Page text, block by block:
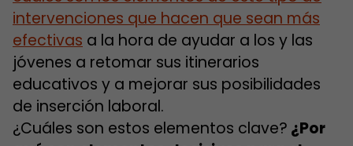
intervenciones que hacen que sean más
efectivas a la hora de ayudar a los y las
jóvenes a retomar sus itinerarios
educativos y a mejorar sus posibilidades
de inserción laboral.
¿Cuáles son estos elementos clave? ¿Por